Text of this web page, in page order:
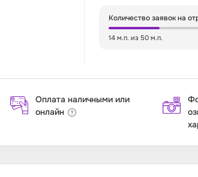
Количество заявок на
14 м.п. из 50 м.п.
Оплата наличными или
онлайн